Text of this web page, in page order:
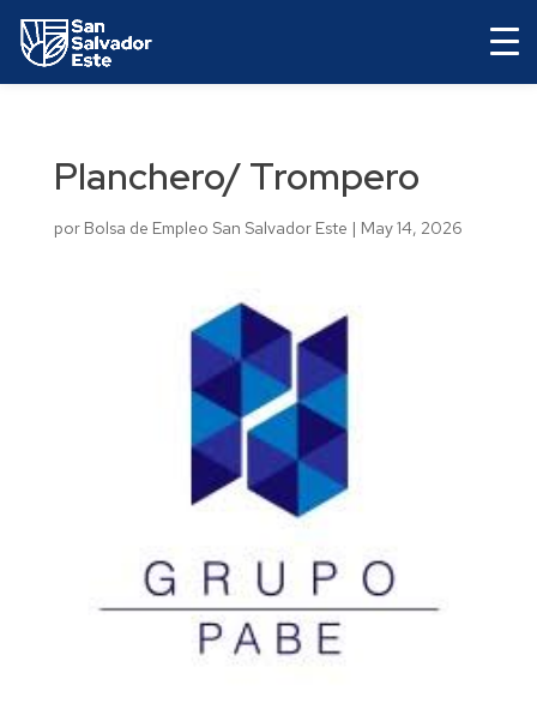
Planchero/ Trompero
por Bolsa de Empleo San Salvador Este | May 14, 2026